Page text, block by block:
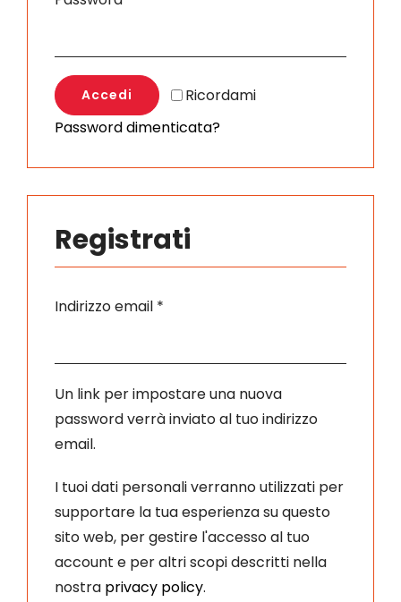
Ricordami
Accedi
Password dimenticata?
Registrati
Indirizzo email *Richiesto
Un link per impostare una nuova
password verrà inviato al tuo indirizzo
email.
I tuoi dati personali verranno utilizzati per
supportare la tua esperienza su questo
sito web, per gestire l'accesso al tuo
account e per altri scopi descritti nella
nostra privacy policy.